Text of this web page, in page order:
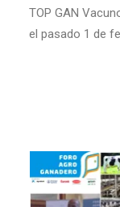
TOP GAN
el pasado 1 de